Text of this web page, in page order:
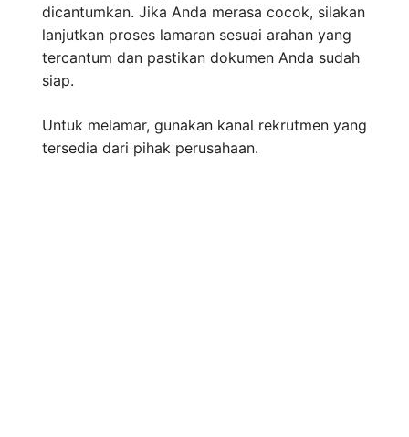
dicantumkan. Jika Anda merasa cocok, silakan
lanjutkan proses lamaran sesuai arahan yang
tercantum dan pastikan dokumen Anda sudah
siap.
Untuk melamar, gunakan kanal rekrutmen yang
tersedia dari pihak perusahaan.